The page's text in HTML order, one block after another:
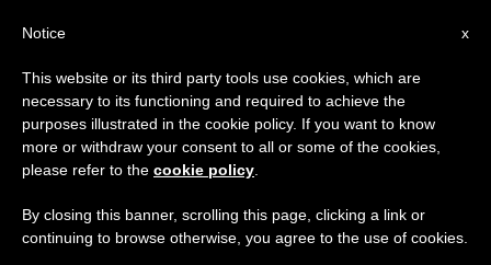
GIORNO
Febbraio 17th, 2009
ULTIME NOTIZIE
x
Notice
This website or its third party tools use cookies, which are
necessary to its functioning and required to achieve the
purposes illustrated in the cookie policy. If you want to know
more or withdraw your consent to all or some of the cookies,
please refer to the cookie policy
By closing this banner, scrolling this page, clicking a link or
continuing to browse otherwise, you agree to the use of cookies.